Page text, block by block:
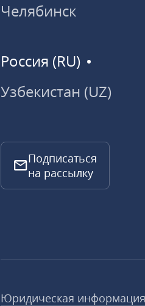
Челябинск
Россия (RU)
Узбекистан (UZ)
Подписаться
на рассылку
Юридическая информация